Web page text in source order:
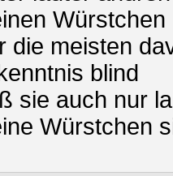
Würstchen
die meisten
blind
sie auch nur
Würstchen